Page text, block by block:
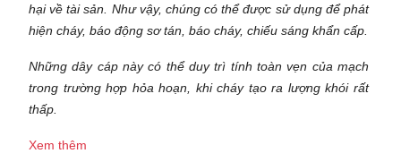
hại về tài sản. Như vậy, chúng có thể được sử dụng để phát
hiện cháy, báo động sơ tán, báo cháy, chiếu sáng khẩn cấp.
Những dây cáp này có thể duy trì tính toàn vẹn của mạch
trong trường hợp hỏa hoạn, khi cháy tạo ra lượng khói rất
thấp.
Xem thêm